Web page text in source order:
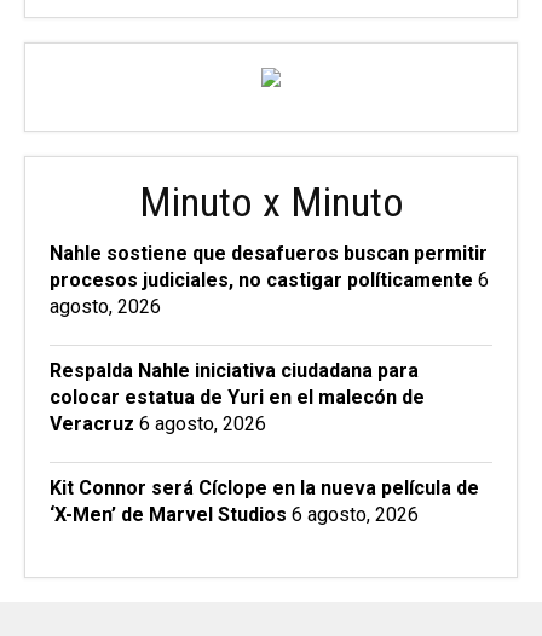
Minuto x Minuto
Nahle sostiene que desafueros buscan permitir
procesos judiciales, no castigar políticamente 6
agosto, 2026
Respalda Nahle iniciativa ciudadana para
colocar estatua de Yuri en el malecón de
Veracruz 6 agosto, 2026
Kit Connor será Cíclope en la nueva película de
‘X-Men’ de Marvel Studios 6 agosto, 2026